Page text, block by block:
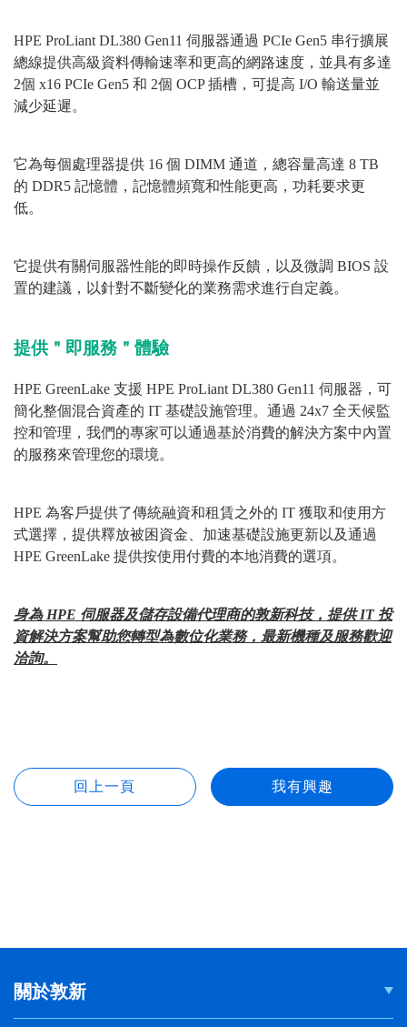
HPE ProLiant DL380 Gen11 伺服器通過 PCIe Gen5 串行擴展
總線提供高級資料傳輸速率和更高的網路速度，並具有多達
2個 x16 PCIe Gen5 和 2個 OCP 插槽，可提高 I/O 輸送量並
減少延遲。
它為每個處理器提供 16 個 DIMM 通道，總容量高達 8 TB
的 DDR5 記憶體，記憶體頻寬和性能更高，功耗要求更
低。
它提供有關伺服器性能的即時操作反饋，以及微調 BIOS 設
置的建議，以針對不斷變化的業務需求進行自定義。
提供＂ 即服務 ＂體驗
HPE GreenLake 支援 HPE ProLiant DL380 Gen11 伺服器，可
簡化整個混合資產的 IT 基礎設施管理。通過 24x7 全天候監
控和管理，我們的專家可以通過基於消費的解決方案中內置
的服務來管理您的環境。
HPE 為客戶提供了傳統融資和租賃之外的 IT 獲取和使用方
式選擇，提供釋放被困資金、加速基礎設施更新以及通過
HPE GreenLake 提供按使用付費的本地消費的選項。
身為 HPE 伺服器及儲存設備代理商的敦新科技，提供 IT 投
資解決方案幫助您轉型為數位化業務，最新機種及服務歡迎
洽詢。
關於敦新